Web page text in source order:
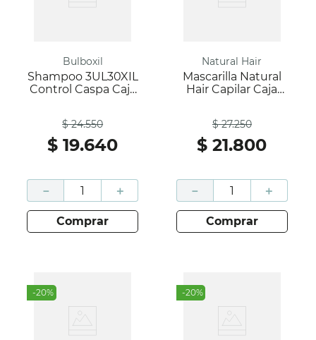
Bulboxil
Shampoo 3UL30XIL
Control Caspa Caja
$ 24.550
$ 19.640
＋
－
comprar
Natural Hair
Mascarilla Natural
Hair Capilar Caja
$ 27.250
$ 21.800
＋
－
comprar
-20% -20%